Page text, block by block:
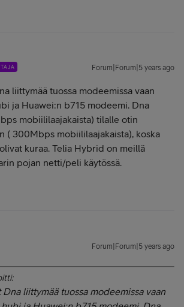
Forum|Forum|5 years ago
liittymää tuossa modeemissa vaan
ja Huawei:n b715 modeemi. Dna
mobiililaajakaista) tilalle otin
( 300Mbps mobiililaajakaista), koska
kuraa. Telia Hybrid on meillä
pojan netti/peli käytössä.
Forum|Forum|5 years ago
liittymää tuossa modeemissa vaan